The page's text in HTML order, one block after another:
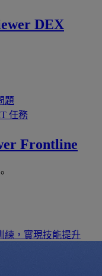
DEX
題
任務
Frontline
練，實現技能提升